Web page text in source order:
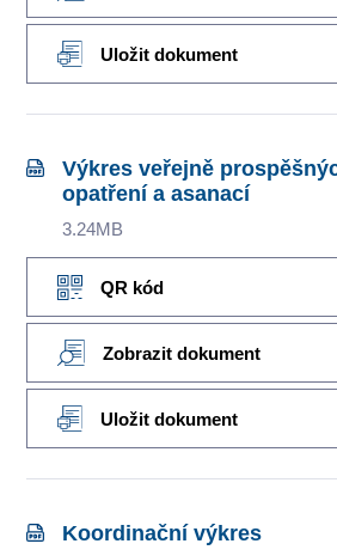
Uložit dokument
Výkres veřejně
opatření a asanací
3.24MB
QR kód
Zobrazit dokument
Uložit dokument
Koordinační výkres